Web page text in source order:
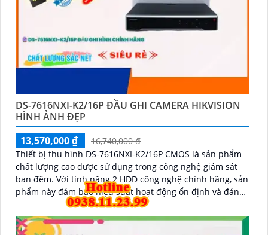
DS-7616NXI-K2/16P ĐẦU GHI CAMERA HIKVISION
HÌNH ẢNH ĐẸP
13,570,000 ₫
16,740,000 ₫
Thiết bị thu hình DS-7616NXI-K2/16P CMOS là sản phẩm
chất lượng cao được sử dụng trong công nghệ giám sát
ban đêm. Với tính năng 2 HDD công nghệ chính hãng, sản
phẩm này đảm bảo hiệu suất hoạt động ổn định và đáng